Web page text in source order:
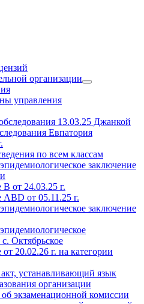
организации
управления
13.03.25 Джанкой
Евпатория
по всем классам
заключение
В от 24.03.25 г.
АВD от 05.11.25 г.
заключение
Октябрьское
от 20.02.26 г. на категории
устанавливающий язык
организации
экзаменационной комиссии